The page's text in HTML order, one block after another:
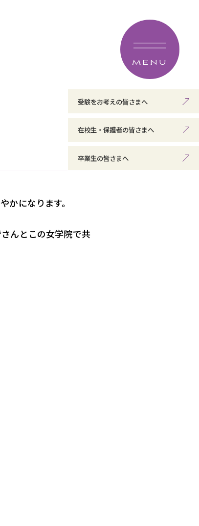
MENU
受験をお考えの皆さまへ
在校生・保護者の皆さまへ
卒業生の皆さまへ
かになります。
んとこの女学院で共